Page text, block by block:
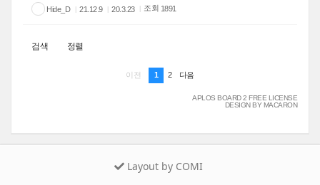
Hide_D 21.12.9 20.3.23 조회 1891
검색 정렬
이전 1 2 다음
APLOS BOARD 2 FREE LICENSE
DESIGN BY MACARON
Layout by COMI